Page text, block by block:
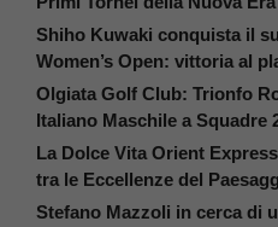
Shiho Kuwaki conquista il
Women’s Open: vittoria al
Olgiata Golf Club: Trionfo
Italiano Maschile a Squadre
La Dolce Vita Orient
tra le Eccellenze del
Stefano Mazzoli in cerca di